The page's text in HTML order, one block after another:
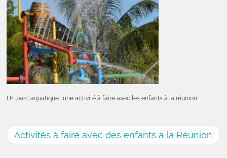
Un parc aquatique : une activité à faire avec les enfants à la réunion
Activités à faire avec des enfants à la Réunion